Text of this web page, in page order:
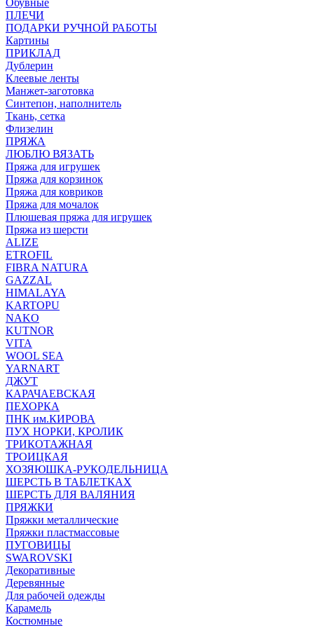
Обувные
ПЛЕЧИ
ПОДАРКИ РУЧНОЙ РАБОТЫ
Картины
ПРИКЛАД
Дублерин
Клеевые ленты
Манжет-заготовка
Синтепон, наполнитель
Ткань, сетка
Флизелин
ПРЯЖА
ЛЮБЛЮ ВЯЗАТЬ
Пряжа для игрушек
Пряжа для корзинок
Пряжа для ковриков
Пряжа для мочалок
Плюшевая пряжа для игрушек
Пряжа из шерсти
ALIZE
ETROFIL
FIBRA NATURA
GAZZAL
HIMALAYA
KARTOPU
NAKO
KUTNOR
VITA
WOOL SEA
YARNART
ДЖУТ
КАРАЧАЕВСКАЯ
ПЕХОРКА
ПНК им.КИРОВА
ПУХ НОРКИ, КРОЛИК
ТРИКОТАЖНАЯ
ТРОИЦКАЯ
ХОЗЯЮШКА-РУКОДЕЛЬНИЦА
ШЕРСТЬ В ТАБЛЕТКАХ
ШЕРСТЬ ДЛЯ ВАЛЯНИЯ
ПРЯЖКИ
Пряжки металлические
Пряжки пластмассовые
ПУГОВИЦЫ
SWAROVSKI
Декоративные
Деревянные
Для рабочей одежды
Карамель
Костюмные